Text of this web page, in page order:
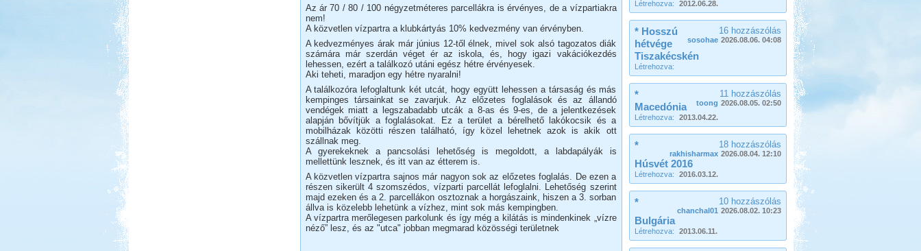
Az ár 70 / 80 / 100 négyzetméteres parcellákra is érvényes, de a vízpartiakra
nem!
A közvetlen vízpartra a klubkártyás 10% kedvezmény van érvényben.
A kedvezményes árak már június 12-től élnek, mivel sok alsó tagozatos diák
számára már szerdán véget ér az iskola, és, hogy igazi vakációkezdés
lehessen, ezért a találkozó utáni egész hétre érvényesek.
Aki teheti, maradjon egy hétre nyaralni!
A találkozóra lefoglaltunk két utcát, hogy együtt lehessen a társaság és más
kempinges társainkat se zavarjuk. Az előzetes foglalások és az állandó
vendégek miatt a legszabadabb utcák a 8-as és 9-es, de a jelentkezések
alapján bővítjük a foglalásokat. Ez a terület a bérelhető lakókocsik és a
mobilházak közötti részen található, így közel lehetnek azok is akik ott
szállnak meg.
A gyerekeknek a pancsolási lehetőség is megoldott, a labdapályák is
mellettünk lesznek, és itt van az étterem is.
A közvetlen vízpartra sajnos már nagyon sok az előzetes foglalás. De ezen a
részen sikerült 4 szomszédos, vízparti parcellát lefoglalni. Lehetőség szerint
majd ezeken és a 2. parcellákon osztoznak a horgászaink, hiszen a 3. sorban
állva is közelebb lehetünk a vízhez, mint sok más kempingben.
A vízpartra merőlegesen parkolunk és így még a kilátás is mindenkinek „vízre
néző” lesz, és az "utca" jobban megmarad közösségi területnek
nevezetességet meglátogattunk....
Pecázás Akaliban
Beküldte: GaborApa
Ide már többször is ellátogattunk, és
ennek több oka is van.
Hollandia, nem csak
Amsterdam
Létrehozva: 2012.06.28.
16 hozzászólás
sosohae 2026.08.06. 04:08
* Hosszú
hétvége
Tiszakécskén
Létrehozva:
11 hozzászólás
toong 2026.08.05. 02:50
*
Macedónia
Létrehozva: 2013.04.22.
18 hozzászólás
rakhisharmax 2026.08.04. 12:10
*
Húsvét 2016
Létrehozva: 2016.03.12.
10 hozzászólás
chanchal01 2026.08.02. 10:23
*
Bulgária
Létrehozva: 2013.06.11.